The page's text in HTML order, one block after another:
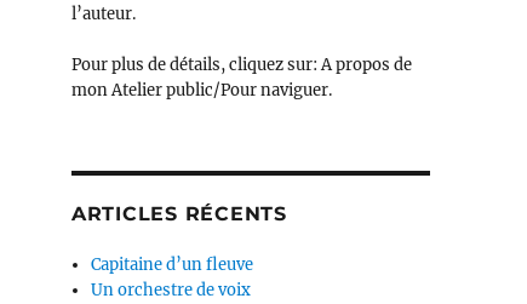
l’auteur.
Pour plus de détails, cliquez sur: A propos de
mon Atelier public/Pour naviguer.
ARTICLES RÉCENTS
Capitaine d’un fleuve
Un orchestre de voix